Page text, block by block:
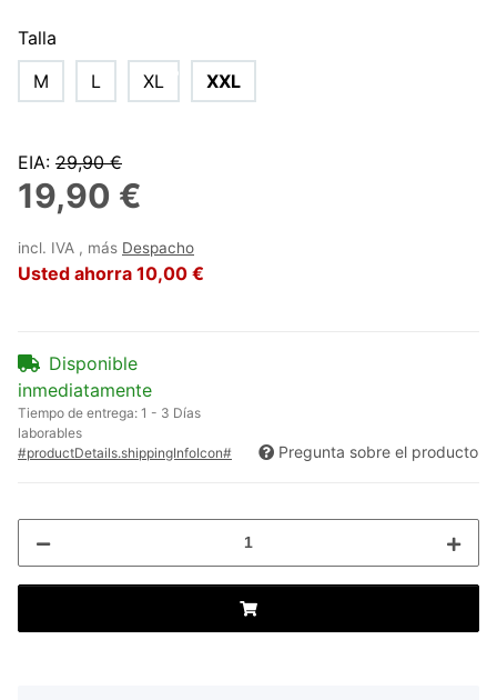
Talla
M
L XL XXL
EIA: 29,90 €
19,90 €
incl. IVA , más Despacho
Usted ahorra 10,00 €
Disponible
inmediatamente
Tiempo de entrega: 1 - 3 Días
laborables
#productDetails.shippingInfoIcon#
Pregunta sobre el producto